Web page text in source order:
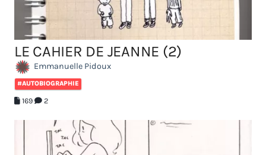
LE CAHIER DE JEANNE (2)
Emmanuelle Pidoux
#AUTOBIOGRAPHIE
169 2